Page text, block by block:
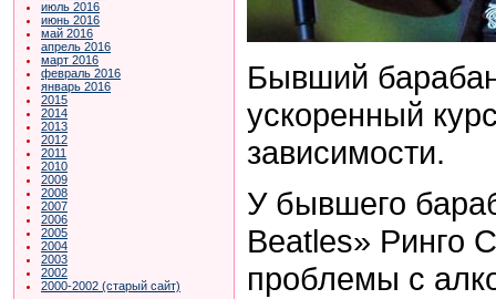
июль 2016
июнь 2016
май 2016
апрель 2016
март 2016
февраль 2016
январь 2016
2015
2014
2013
2012
2011
2010
2009
2008
2007
2006
2005
2004
2003
2002
2000-2002 (старый сайт)
Бывший
ускоренный
зависимости.
У бывшего
Beatles» Ринго
проблемы с